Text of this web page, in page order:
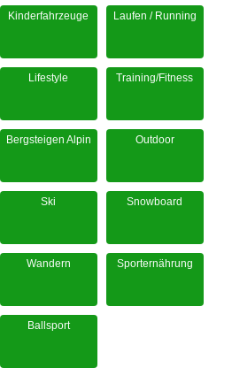
Kinderfahrzeuge Laufen / Running
Lifestyle Training/Fitness
Bergsteigen Alpin Outdoor
Ski Snowboard
Wandern Sporternährung
Ballsport